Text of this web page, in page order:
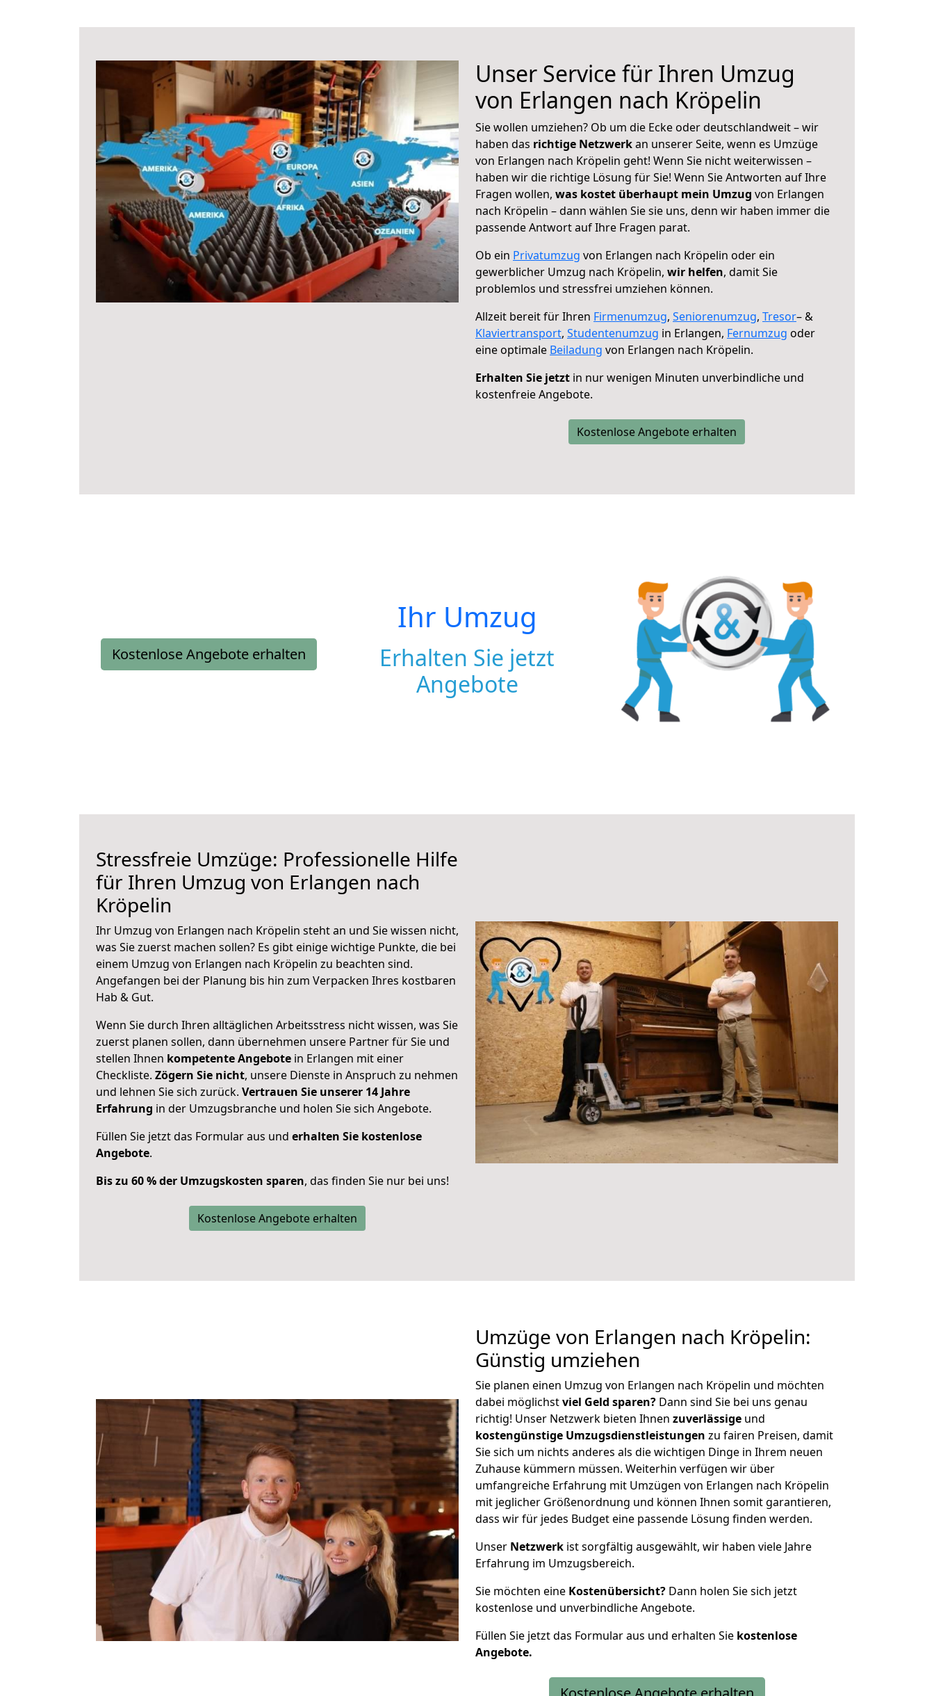
Unser Service für Ihren Umzug
von Erlangen nach Kröpelin
Sie wollen umziehen? Ob um die Ecke oder deutschlandweit – wir
haben das richtige Netzwerkan unserer Seite, wenn es Umzüge
von Erlangen nach Kröpelin geht! Wenn Sie nicht weiterwissen –
haben wir die richtige Lösung für Sie! Wenn Sie Antworten auf Ihre
Fragen wollen, was kostet überhaupt mein Umzug von Erlangen
nach Kröpelin – dann wählen Sie sie uns, denn wir haben immer die
passende Antwort auf Ihre Fragen parat.
Ob ein Privatumzug von Erlangen nach Kröpelin oder ein
gewerblicher Umzug nach Kröpelin, wir helfen, damit Sie
problemlos und stressfrei umziehen können.
Allzeit bereit für Ihren Firmenumzug, Seniorenumzug, Tresor– &
Klaviertransport, Studentenumzug in Erlangen, Fernumzug oder
eine optimale Beiladung von Erlangen nach Kröpelin.
Erhalten Sie jetzt in nur wenigen Minuten unverbindliche und
kostenfreie Angebote.
Kostenlose Angebote erhalten
Kostenlose Angebote erhalten
Ihr Umzug
Erhalten Sie jetzt
Angebote
Stressfreie Umzüge: Professionelle Hilfe
für Ihren Umzug von Erlangen nach
Kröpelin
Ihr Umzug von Erlangen nach Kröpelin steht an und Sie wissen nicht,
was Sie zuerst machen sollen? Es gibt einige wichtige Punkte, die bei
einem Umzug von Erlangen nach Kröpelin zu beachten sind.
Angefangen bei der Planung bis hin zum Verpacken Ihres kostbaren
Hab & Gut.
Wenn Sie durch Ihren alltäglichen Arbeitsstress nicht wissen, was Sie
zuerst planen sollen, dann übernehmen unsere Partner für Sie und
stellen Ihnen kompetente Angebote in Erlangen mit einer
Checkliste. Zögern Sie nicht, unsere Dienste in Anspruch zu nehmen
und lehnen Sie sich zurück. Vertrauen Sie unserer 14 Jahre
Erfahrung in der Umzugsbranche und holen Sie sich Angebote.
Füllen Sie jetzt das Formular aus und erhalten Sie kostenlose
Angebote.
Bis zu 60 % der Umzugskosten sparen, das finden Sie nur bei uns!
Kostenlose Angebote erhalten
Umzüge von Erlangen nach Kröpelin:
Günstig umziehen
Sie planen einen Umzug von Erlangen nach Kröpelin und möchten
dabei möglichstviel Geld sparen? Dann sind Sie bei uns genau
richtig! Unser Netzwerk bieten Ihnen zuverlässige und
kostengünstige Umzugsdienstleistungen zu fairen Preisen, damit
Sie sich um nichts anderes als die wichtigen Dinge in Ihrem neuen
Zuhause kümmern müssen. Weiterhin verfügen wir über
umfangreiche Erfahrung mit Umzügen von Erlangen nach Kröpelin
mit jeglicher Größenordnung und können Ihnen somit garantieren,
dass wir für jedes Budget eine passende Lösung finden werden.
Unser Netzwerk ist sorgfältig ausgewählt, wir haben viele Jahre
Erfahrung im Umzugsbereich.
Sie möchten eine Kostenübersicht? Dann holen Sie sich jetzt
kostenlose und unverbindliche Angebote.
Füllen Sie jetzt das Formular aus und erhalten Sie kostenlose
Angebote.